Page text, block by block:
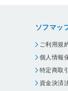
ソフマッ
ご利用規
個人情報
特定商取
資金決済